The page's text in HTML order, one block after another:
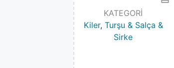
KATEGORI
Kiler, Turşu & Salça &
Sirke